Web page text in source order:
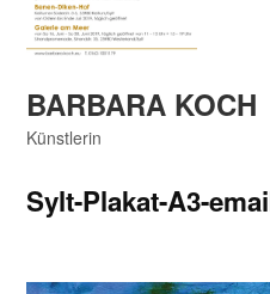
BARBARA KOCH
Künstlerin
Sylt-Plakat-A3-